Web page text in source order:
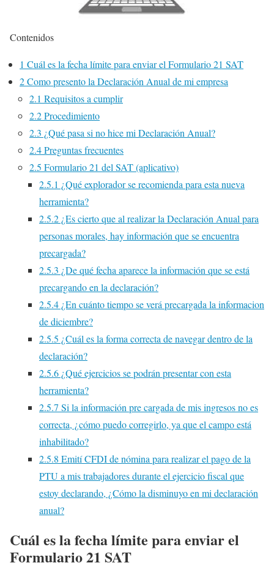
Contenidos
1 Cuál es la fecha límite para enviar el Formulario 21 SAT
2Como presento la Declaración Anual de mi empresa
2.1 Requisitos a cumplir
2.2Procedimiento
2.3 ¿Qué pasa si no hice mi Declaración Anual?
2.4Preguntas frecuentes
2.5 Formulario 21 del SAT (aplicativo)
2.5.1 ¿Qué explorador se recomienda para esta nueva
herramienta?
2.5.2 ¿Es cierto que al realizar la Declaración Anual para
personas morales, hay información que se encuentra
precargada?
2.5.3 ¿De qué fecha aparece la información que se está
precargando en la declaración?
2.5.4 ¿En cuánto tiempo se verá precargada la informacion
de diciembre?
2.5.5 ¿Cuál es la forma correcta de navegar dentro de la
declaración?
2.5.6 ¿Qué ejercicios se podrán presentar con esta
herramienta?
2.5.7 Si la información pre cargada de mis ingresos no es
correcta, ¿cómo puedo corregirlo, ya que el campo está
inhabilitado?
2.5.8 Emití CFDI de nómina para realizar el pago de la
PTU a mis trabajadores durante el ejercicio fiscal que
estoy declarando, ¿Cómo la disminuyo en mi declaración
anual?
Cuál es la fecha límite para enviar el
Formulario 21 SAT